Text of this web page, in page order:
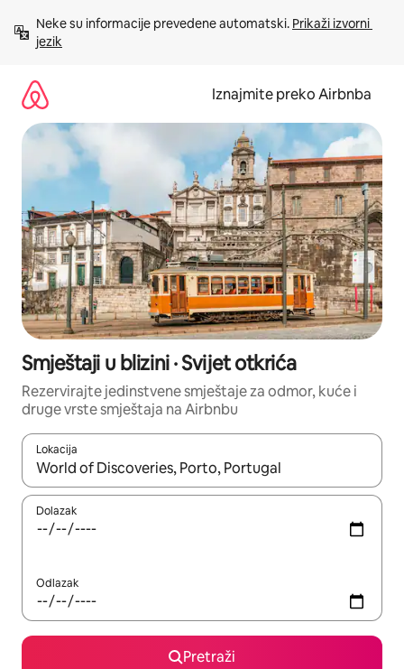
sadržaj
Neke su informacije prevedene automatski. Prikaži izvorni
jezik
Iznajmite preko Airbnba
Smještaji u blizini · Svijet otkrića
Rezervirajte jedinstvene smještaje za odmor, kuće i
druge vrste smještaja na Airbnbu
Lokacija
Kada budu dostupni rezultati, moći ćete ih pregledati
Dolazak
Odlazak
Pretraži